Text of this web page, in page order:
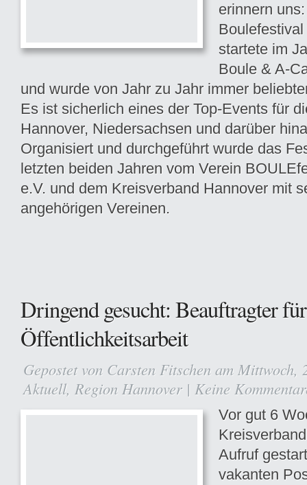
erinnern
startete im
Boule & A-
und wurde von Jahr zu Jahr immer
Es ist sicherlich eines der Top-Events für
Hannover, Niedersachsen und darüber
Organisiert und durchgeführt wurde das
letzten beiden Jahren vom Verein
e.V. und dem Kreisverband Hannover mit
angehörigen Vereinen.
Dringend gesucht: Beauftragter für
Öffentlichkeitsarbeit
Gepostet von Carsten Fitschen am Mittwoch,
Aktuell, Region Hannover | Keine
Vor gut 6
Aufruf
vakanten